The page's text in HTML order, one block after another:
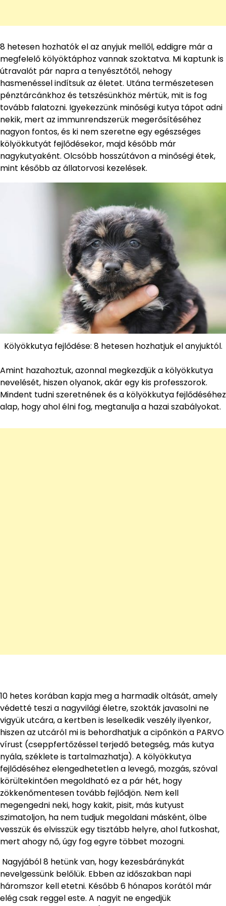
8 hetesen hozhatók el az anyjuk mellől, eddigre már a
megfelelő kölyöktáphoz vannak szoktatva. Mi kaptunk is
útravalót pár napra a tenyésztőtől, nehogy
hasmenéssel indítsuk az életet. Utána természetesen
pénztárcánkhoz és tetszésünkhöz mértük, mit is fog
tovább falatozni. Igyekezzünk minőségi kutya tápot adni
nekik, mert az immunrendszerük megerősítéséhez
nagyon fontos, és ki nem szeretne egy egészséges
kölyökkutyát fejlődésekor, majd később már
nagykutyaként. Olcsóbb hosszútávon a minőségi étek,
mint később az állatorvosi kezelések.
Kölyökkutya fejlődése: 8 hetesen hozhatjuk el anyjuktól.
Amint hazahoztuk, azonnal megkezdjük a kölyökkutya
nevelését, hiszen olyanok, akár egy kis professzorok.
Mindent tudni szeretnének és a kölyökkutya fejlődéséhez
alap, hogy ahol élni fog, megtanulja a hazai szabályokat.
10 hetes korában kapja meg a harmadik oltását, amely
védetté teszi a nagyvilági életre, szokták javasolni ne
vigyük utcára, a kertben is leselkedik veszély ilyenkor,
hiszen az utcáról mi is behordhatjuk a cipőnkön a PARVO
vírust (cseppfertőzéssel terjedő betegség, más kutya
nyála, széklete is tartalmazhatja). A kölyökkutya
fejlődéséhez elengedhetetlen a levegő, mozgás, szóval
körültekintően megoldható ez a pár hét, hogy
zökkenőmentesen tovább fejlődjön. Nem kell
megengedni neki, hogy kakit, pisit, más kutyust
szimatoljon, ha nem tudjuk megoldani másként, ölbe
vesszük és elvisszük egy tisztább helyre, ahol futkoshat,
mert ahogy nő, úgy fog egyre többet mozogni.
Nagyjából 8 hetünk van, hogy kezesbáránykát
nevelgessünk belőlük. Ebben az időszakban napi
háromszor kell etetni. Később 6 hónapos korától már
elég csak reggel este. A nagyit ne engedjük